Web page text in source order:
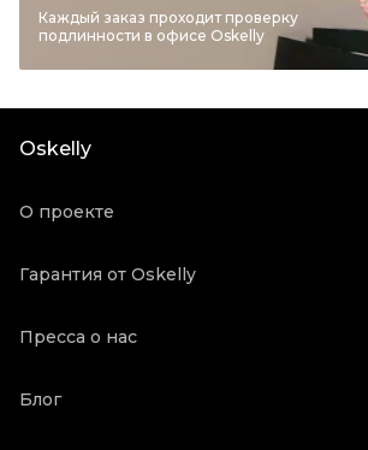
Бренд
NEW BALANCE
Материал обуви
Другое
Продавец
Каждый заказ проходит проверку
подлинности в офисе Oskelly
Oskelly
О проекте
Гарантия от Oskelly
Пресса о нас
Блог